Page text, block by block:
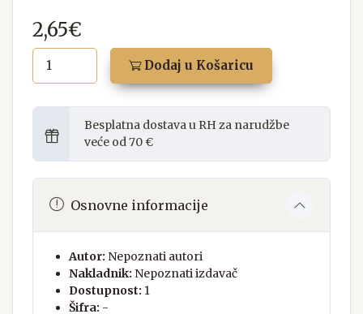
2,65€
Dodaj u Košaricu
Besplatna dostava u RH za narudžbe
veće od 70 €
Osnovne informacije
Autor: Nepoznati autori
Nakladnik: Nepoznati izdavač
Dostupnost: 1
Šifra: -